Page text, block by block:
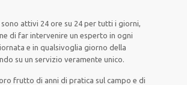
sono attivi 24 ore su 24pertutti i giorni,
di farintervenire unesperto inogni
e inqualsivoglia giorno della
su un servizioveramente unico.
frutto di anni di pratica sul campo e di